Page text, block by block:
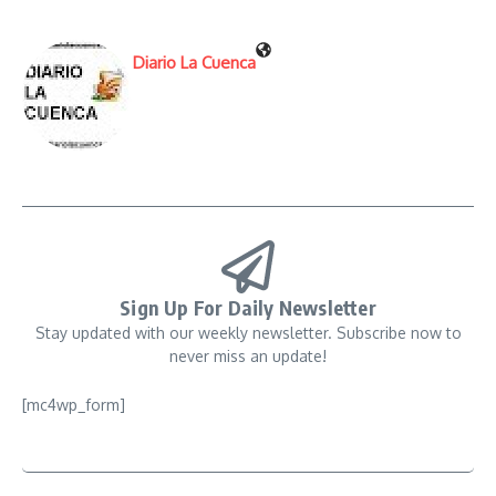
Diario La Cuenca
Sign Up For Daily Newsletter
Stay updated with our weekly newsletter. Subscribe now to
never miss an update!
[mc4wp_form]